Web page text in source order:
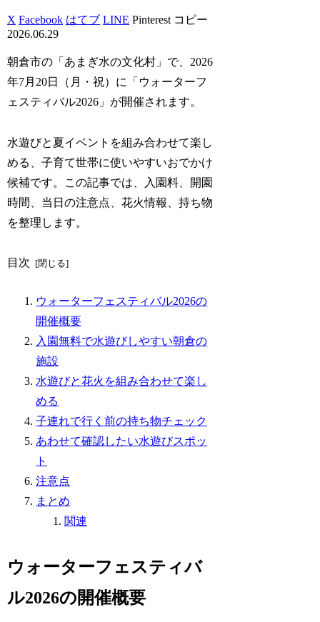
X Facebook はてブ LINE Pinterest コピー
2026.06.29
朝倉市の「あまぎ水の文化村」で、2026
年7月20日（月・祝）に「ウォーターフ
ェスティバル2026」が開催されます。
水遊びと夏イベントを組み合わせて楽し
める、子育て世帯に使いやすいおでかけ
候補です。この記事では、入園料、開園
時間、当日の注意点、花火情報、持ち物
を整理します。
目次
ウォーターフェスティバル2026の
開催概要
入園無料で水遊びしやすい朝倉の
施設
水遊びと花火を組み合わせて楽し
める
子連れで行く前の持ち物チェック
あわせて確認したい水遊びスポッ
ト
注意点
まとめ
関連
ウォーターフェスティバ
ル2026の開催概要